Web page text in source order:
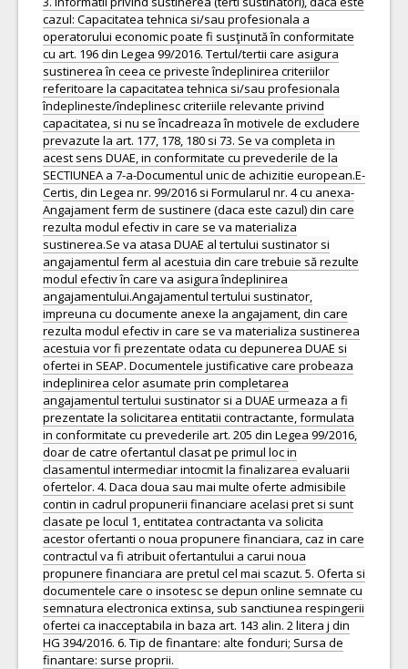
cazul: Capacitatea tehnica si/sau profesionala a
operatorului economic poate fi susţinută în conformitate
cu art. 196 din Legea 99/2016. Tertul/tertii care asigura
sustinerea în ceea ce priveste îndeplinirea criteriilor
referitoare la capacitatea tehnica si/sau profesionala
îndeplineste/îndeplinesc criteriile relevante privind
capacitatea, si nu se încadreaza în motivele de excludere
prevazute la art. 177, 178, 180 si 73. Se va completa in
acest sens DUAE, in conformitate cu prevederile de la
SECTIUNEA a 7-a-Documentul unic de achizitie european.E-
Certis, din Legea nr. 99/2016 si Formularul nr. 4 cu anexa-
Angajament ferm de sustinere (daca este cazul) din care
rezulta modul efectiv in care se va materializa
sustinerea.Se va atasa DUAE al tertului sustinator si
angajamentul ferm al acestuia din care trebuie să rezulte
modul efectiv în care va asigura îndeplinirea
angajamentului.Angajamentul tertului sustinator,
impreuna cu documente anexe la angajament, din care
rezulta modul efectiv in care se va materializa sustinerea
acestuia vor fi prezentate odata cu depunerea DUAE si
ofertei in SEAP. Documentele justificative care probeaza
indeplinirea celor asumate prin completarea
angajamentul tertului sustinator si a DUAE urmeaza a fi
prezentate la solicitarea entitatii contractante, formulata
in conformitate cu prevederile art. 205 din Legea 99/2016,
doar de catre ofertantul clasat pe primul loc in
clasamentul intermediar intocmit la finalizarea evaluarii
ofertelor. 4. Daca doua sau mai multe oferte admisibile
contin in cadrul propunerii financiare acelasi pret si sunt
clasate pe locul 1, entitatea contractanta va solicita
acestor ofertanti o noua propunere financiara, caz in care
contractul va fi atribuit ofertantului a carui noua
propunere financiara are pretul cel mai scazut. 5. Oferta si
documentele care o insotesc se depun online semnate cu
semnatura electronica extinsa, sub sanctiunea respingerii
ofertei ca inacceptabila in baza art. 143 alin. 2 litera j din
HG 394/2016. 6. Tip de finantare: alte fonduri; Sursa de
finantare: surse proprii.